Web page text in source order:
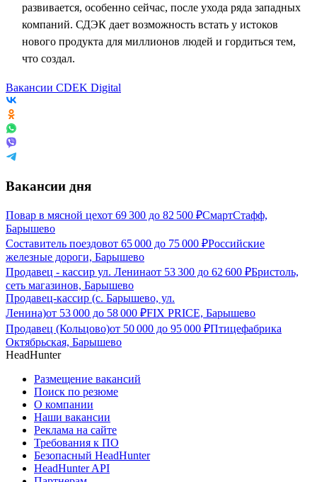
развивается, особенно сейчас, после ухода ряда западных
компаний. СДЭК дает возможность встать у истоков
нового продукта для миллионов людей и гордиться тем,
что создал.
Вакансии CDEK Digital
Вакансии дня
Повар в мясной цехот 69 300 до 82 500 ₽СмартСтафф,
Барышево
Составитель поездовот 65 000 до 75 000 ₽Российские
железные дороги, Барышево
Продавец - кассир ул. Ленинаот 53 300 до 62 600 ₽Бристоль,
сеть магазинов, Барышево
Продавец-кассир (с. Барышево, ул.
Ленина)от 53 000 до 58 000 ₽FIX PRICE, Барышево
Продавец (Кольцово)от 50 000 до 95 000 ₽Птицефабрика
Октябрьская, Барышево
HeadHunter
Размещение вакансий
Поиск по резюме
О компании
Наши вакансии
Реклама на сайте
Требования к ПО
Безопасный HeadHunter
HeadHunter API